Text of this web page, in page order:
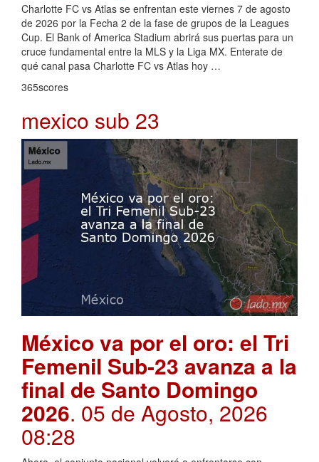
Charlotte FC vs Atlas se enfrentan este viernes 7 de agosto
de 2026 por la Fecha 2 de la fase de grupos de la Leagues
Cup. El Bank of America Stadium abrirá sus puertas para un
cruce fundamental entre la MLS y la Liga MX. Enterate de
qué canal pasa Charlotte FC vs Atlas hoy …
365scores
mexico sub 23
México va por el oro: el Tri
Femenil Sub-23 avanza a la
final de Santo Domingo
2026. 05 de Agosto, 2026
08:28